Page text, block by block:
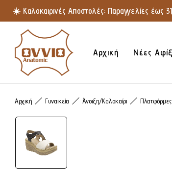
☀️ Καλοκαιρινές Αποστολές: Παραγγελίες έως
Αρχική Νέες
Αρχική Γυναικεία Άνοιξη/Καλοκαίρι Πλατφόρμες